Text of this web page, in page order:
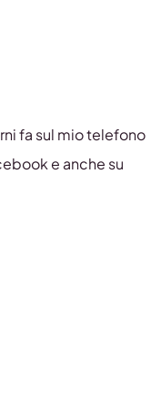
fa sul mio telefono
e anche su